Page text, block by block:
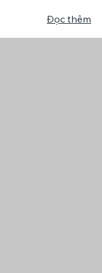
Đọc thêm